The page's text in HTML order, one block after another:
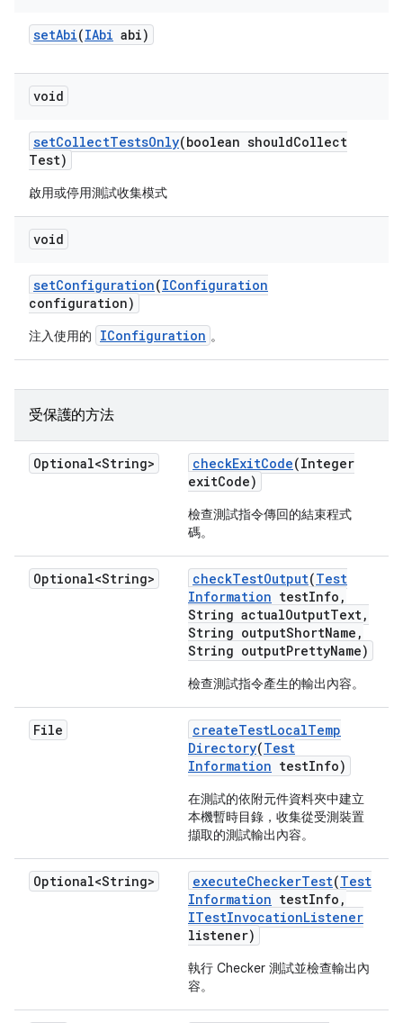
setAbi(IAbi abi)
void
setCollectTestsOnly(boolean shouldCollect
Test)
啟用或停用測試收集模式
void
setConfiguration(IConfiguration
configuration)
注入使用的 IConfiguration 。
受保護的方法
Optional<String> checkExitCode(Integer
exitCode)
檢查測試指令傳回的結束程式
碼。
Optional<String> checkTestOutput(Test
Information testInfo ,
String actualOutputText,
String outputShortName ,
String outputPrettyName)
檢查測試指令產生的輸出內容。
File createTestLocalTemp
Directory(Test
Information testInfo)
在測試的依附元件資料夾中建立
本機暫時目錄，收集從受測裝置
擷取的測試輸出內容。
Optional<String> executeCheckerTest(Test
Information testInfo ,
ITestInvocationListener
listener)
執行 Checker 測試並檢查輸出內
容。